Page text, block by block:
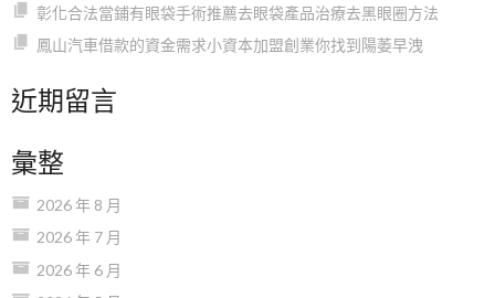
彰化合法當鋪有眼袋手術推薦去眼袋產品治療去黑眼圈方法
鳳山汽車借款的資金需求小資本加盟創業你找到陽萎早洩
近期留言
彙整
2026 年 8 月
2026 年 7 月
2026 年 6 月